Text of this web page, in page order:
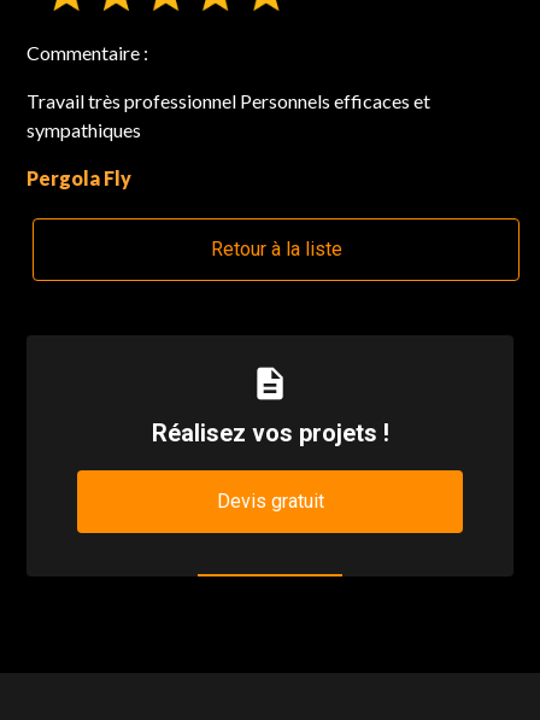
Commentaire :
Travail très professionnel Personnels efficaces et
sympathiques
Pergola Fly
Retour à la liste
description
Réalisez vos projets !
Devis gratuit